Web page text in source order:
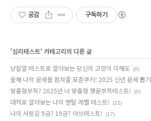
공감 구독하기
'심리테스트' 카테고리의 다른 글
냥잘알 테스트로 알아보는 당신의 고양이 이해도 (0)
올해 나의 운세를 점쳐줄 포춘쿠키! 2025 신년 운세 뽑기
맞춤형부적? 2025년 너 맞춤형 행운부적테스트! (0)
대처로 알아보는 나의 멘탈 레벨 테스트! (22)
나의 사랑은 9금? 19금? 야쓰테스트! (17)